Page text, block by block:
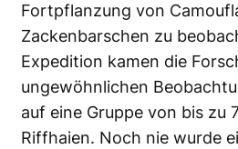
Fortpflanzung von
Zackenbarschen zu
Expedition kamen die
ungewöhnlichen
auf eine Gruppe von bis zu
Riffhaien. Noch nie wurde